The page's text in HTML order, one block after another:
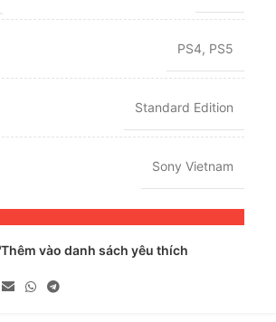
PS4, PS5
Standard Edition
Sony Vietnam
Thêm vào danh sách yêu thích